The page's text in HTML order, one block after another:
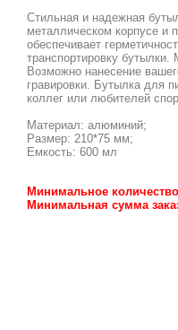
Стильная и надежная
металлическом корпусе и
обеспечивает
транспортировку
Возможно нанесение
гравировки. Бутылка для
коллег или любителей
Материал: алюминий;
Размер: 210*75 мм;
Емкость: 600 мл
Минимальное
Минимальная сумма